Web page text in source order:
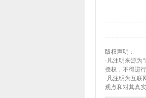
版权声明：
·凡注明来源为
授权，不得进
·凡注明为互联
观点和对其真实